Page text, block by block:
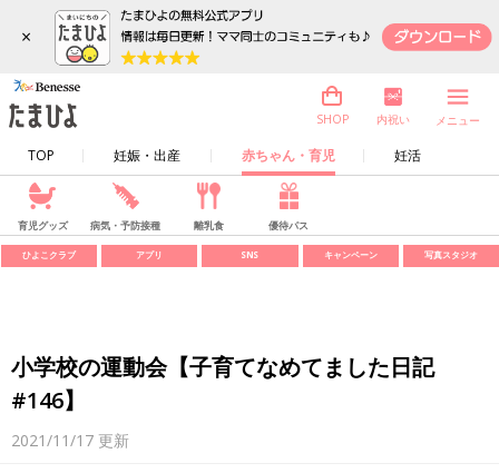
×
TOP 妊娠・出産 赤ちゃん・育児 妊活
SHOP 内祝い メニュー
育児グッズ 病気・予防接種 離乳食 優待パス
ひよこクラブ アプリ SNS キャンペーン 写真スタジオ
小学校の運動会【子育てなめてました日記
#146】
2021/11/17 更新